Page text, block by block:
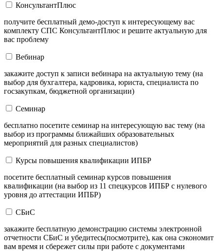
КонсультантПлюс
получите бесплатный демо-доступ к интересующему вас
комплекту СПС КонсультантПлюс и решите актуальную для
вас проблему
Вебинар
закажите доступ к записи вебинара на актуальную тему (на
выбор для бухгалтера, кадровика, юриста, специалиста по
госзакупкам, бюджетной организации)
Семинар
бесплатно посетите семинар на интересующую вас тему (на
выбор из программы ближайших образовательных
мероприятий для разных специалистов)
Курсы повышения квалификации ИПБР
посетите бесплатный семинар курсов повышения
квалификации (на выбор из 11 спецкурсов ИПБР с нулевого
уровня до аттестации ИПБР)
СБиС
закажите бесплатную демонстрацию системы электронной
отчетности СБиС и убедитесь(посмотрите), как она сэкономит
вам время и сбережет силы при работе с документами